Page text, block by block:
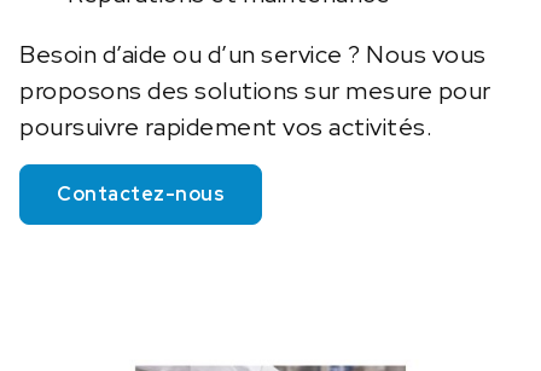
Besoin d’aide ou d’un service ? Nous vous
proposons des solutions sur mesure pour
poursuivre rapidement vos activités.
Contactez-nous